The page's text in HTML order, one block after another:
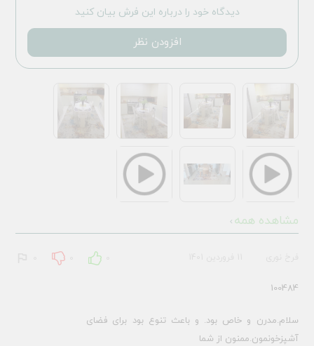
دیدگاه خود را درباره این فرش بیان کنید
افزودن نظر
مشاهده همه
100484
سلام.مدرن و خاص بود. و باعث تنوع بود برای فضای
آشپزخونمون.ممنون از شما